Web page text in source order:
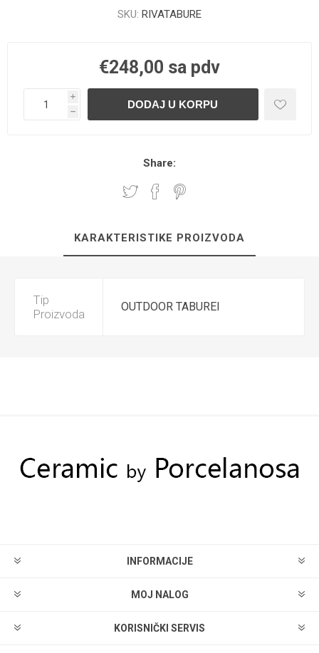
SKU: RIVATABURE
€248,00 sa pdv
i
h
Share:
KARAKTERISTIKE PROIZVODA
Tip
Proizvoda
OUTDOOR TABUREI
INFORMACIJE
MOJ NALOG
KORISNIČKI SERVIS